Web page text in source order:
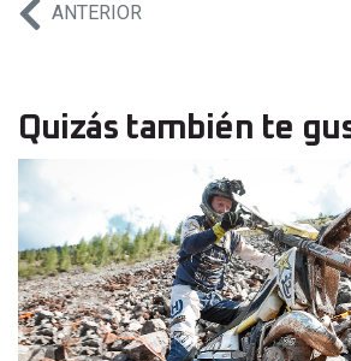
ANTERIOR
Quizás también te